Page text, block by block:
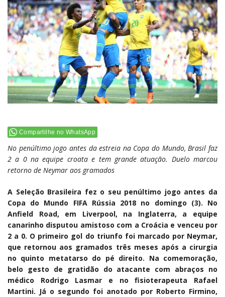
Compartilhe no WhatsApp
No penúltimo jogo antes da estreia na Copa do Mundo, Brasil faz
2 a 0 na equipe croata e tem grande atuação. Duelo marcou
retorno de Neymar aos gramados
A Seleção Brasileira fez o seu penúltimo jogo antes da
Copa do Mundo FIFA Rússia 2018 no domingo (3). No
Anfield Road, em Liverpool, na Inglaterra, a equipe
canarinho disputou amistoso com a Croácia e venceu por
2 a 0. O primeiro gol do triunfo foi marcado por Neymar,
que retornou aos gramados três meses após a cirurgia
no quinto metatarso do pé direito. Na comemoração,
belo gesto de gratidão do atacante com abraços no
médico Rodrigo Lasmar e no fisioterapeuta Rafael
Martini. Já o segundo foi anotado por Roberto Firmino,